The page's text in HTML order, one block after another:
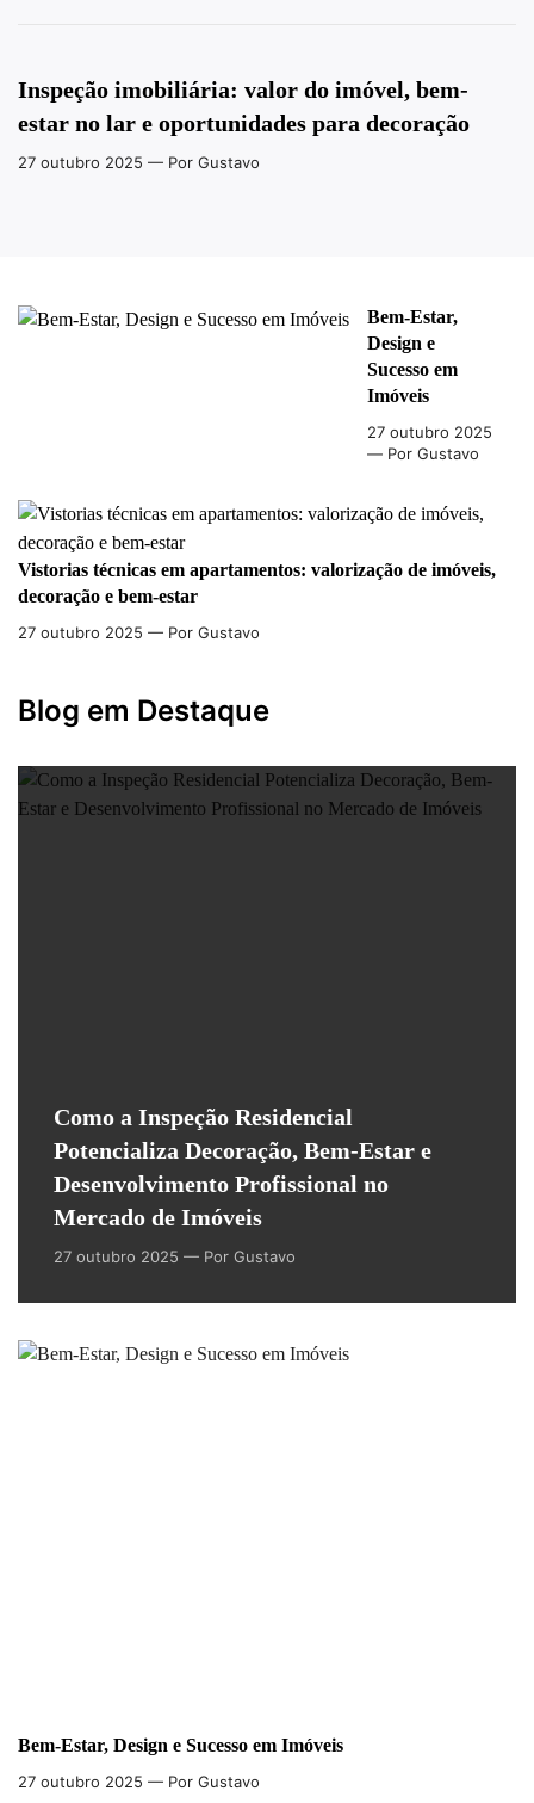
Inspeção imobiliária: valor do imóvel, bem-
estar no lar e oportunidades para decoração
27 outubro 2025 — Por Gustavo
Bem-Estar,
Design e
Sucesso em
Imóveis
27 outubro 2025
— Por Gustavo
Vistorias técnicas em apartamentos: valorização de imóveis,
decoração e bem-estar
27 outubro 2025 — Por Gustavo
Blog em Destaque
Como a Inspeção Residencial
Potencializa Decoração, Bem-Estar e
Desenvolvimento Profissional no
Mercado de Imóveis
27 outubro 2025 — Por Gustavo
Bem-Estar, Design e Sucesso em Imóveis
27 outubro 2025 — Por Gustavo